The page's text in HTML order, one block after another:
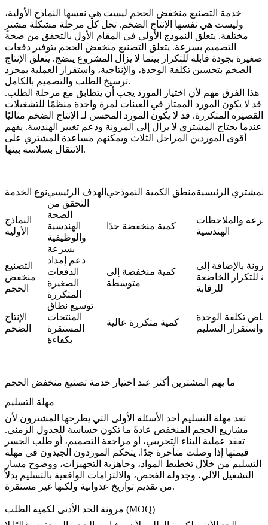
خدمة التصنيع منخفض الحجم ليست هي نفسها النماذج الأولية،
وليست هي نفسها الإنتاج الضخم. تحل كل مرحلة مشكلة مشترٍ
مختلفة. يتعلق النموذج الأولي في المقام الأول بالتحقق من صحة
التصميم بسرعة. يتعلق التصنيع منخفض الحجم بتوفير دفعات
صغيرة بجودة قابلة للتكرار بينما لا يزال المشروع ينضج. يتعلق الإنتاج
الضخم بتحسين تكلفة الوحدة، والإنتاجية، واستقرار العملية بمجرد
ترسيخ الطلب والتصميم بالكامل.
هذا الفرق مهم لأن اختيار المورد يجب أن يتطابق مع مرحلة الطلب.
قد لا يكون المورد الممتاز في العينات لمرة واحدة منظمًا للتشغيلات
القصيرة المتكررة. قد لا يكون المورد المحسن لـ الإنتاج الضخم مثاليًا
عندما يحتاج المشتري لا يزال إلى المرونة ودعم تغيير الهندسة. يفهم
أقوى الموردين المراحل الثلاث ويمكنهم مساعدة المشتري على
الانتقال بسلاسة بينها.
نوع الخدمةالهدف الرئيسي منطق الكمية النموذجيالمشتري الرئيسية
النماذج
الأولية
التحقق من
الصحة
الهندسية
والوظيفية
بسرعة
كمية منخفضة جدًا
والملاحظات
الهندسية
التصنيع
منخفض
الحجم
دعم إمداد
الدفعات
الصغيرة
المتكررة
كمية منخفضة إلى
متوسطة
بالإضافة إلى
للتكرار الخاضعة
للرقابة
الإنتاج
الضخم
توسيع نطاق
المنتجات
المستقرة
بكفاءة
كمية متكررة عالية
تكلفة الوحدة
واستقرار التسليم
ما يهم المشترين أكثر عند اختيار خدمة تصنيع منخفض الحجم
مهلة التسليم
تعد مهلة التسليم أحد الأسئلة الأولى التي يطرحها المشترون لأن
مشاريع الحجم المنخفض عادةً ما تكون حساسة للجدول الزمني.
تفقد عملية البناء التجريبي، أو مراجعة التصميم، أو طلب الجسر
قيمتها إذا وصلت متأخرة جدًا. يتحكم الموردون الجيدون في مهلة
التسليم من خلال تخطيط المواد، وجاهزية التجهيزات، ووضوح مسار
التشغيل الآلي، وجدولة الفحص، والالتزامات الواقعية بالتسليم بدلاً
من تقديم تواريخ عدوانية ولكنها غير مستقرة.
مرونة الحد الأدنى لكمية الطلب (MOQ)